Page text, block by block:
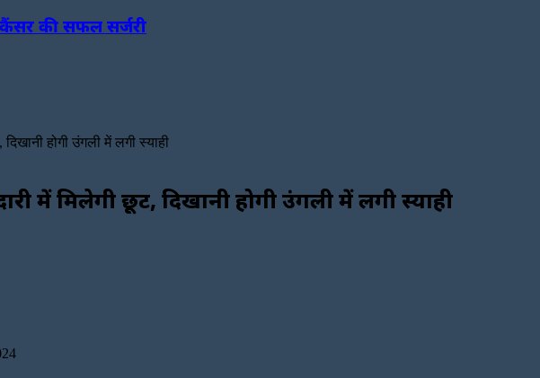
कैंसर की सफल सर्जरी
होगी उंगली में लगी स्याही
में मिलेगी छूट, दिखानी होगी उंगली में लगी स्याही